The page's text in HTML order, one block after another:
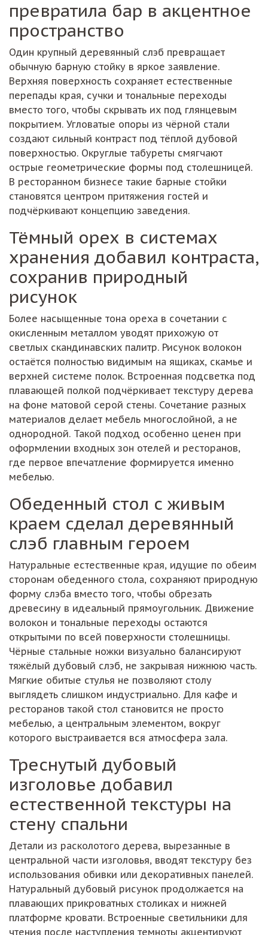
пространство
Один крупный деревянный слэб превращает
обычную барную стойку в яркое заявление.
Верхняя поверхность сохраняет естественные
перепады края, сучки и тональные переходы
вместо того, чтобы скрывать их под глянцевым
покрытием. Угловатые опоры из чёрной стали
создают сильный контраст под тёплой дубовой
поверхностью. Округлые табуреты смягчают
острые геометрические формы под столешницей.
В ресторанном бизнесе такие барные стойки
становятся центром притяжения гостей и
подчёркивают концепцию заведения.
Тёмный орех в системах
хранения добавил контраста,
сохранив природный
рисунок
окисленным металлом уводят прихожую от
светлых скандинавских палитр. Рисунок волокон
остаётся полностью видимым на ящиках, скамье и
верхней системе полок. Встроенная подсветка под
плавающей полкой подчёркивает текстуру дерева
на фоне матовой серой стены. Сочетание разных
материалов делает мебель многослойной, а не
однородной. Такой подход особенно ценен при
оформлении входных зон отелей и ресторанов,
где первое впечатление формируется именно
мебелью.
Обеденный стол с живым
краем сделал деревянный
слэб главным героем
Натуральные естественные края, идущие по обеим
сторонам обеденного стола, сохраняют природную
форму слэба вместо того, чтобы обрезать
древесину в идеальный прямоугольник. Движение
волокон и тональные переходы остаются
открытыми по всей поверхности столешницы.
Чёрные стальные ножки визуально балансируют
тяжёлый дубовый слэб, не закрывая нижнюю часть.
Мягкие обитые стулья не позволяют столу
выглядеть слишком индустриально. Для кафе и
ресторанов такой стол становится не просто
мебелью, а центральным элементом, вокруг
которого выстраивается вся атмосфера зала.
Треснутый дубовый
изголовье добавил
естественной текстуры на
стену спальни
центральной части изголовья, вводят текстуру без
использования обивки или декоративных панелей.
Натуральный дубовый рисунок продолжается на
плавающих прикроватных столиках и нижней
платформе кровати. Встроенные светильники для
чтения после наступления темноты акцентируют